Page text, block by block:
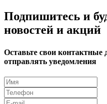
Подпишитесь и
новостей и акций
Оставьте свои контактные
отправлять уведомления